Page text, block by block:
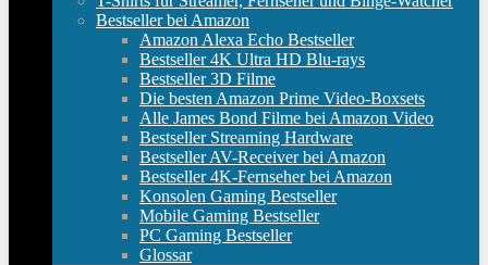
Bestseller bei Amazon
Amazon Alexa Echo Bestseller
Bestseller 4K Ultra HD Blu-rays
Bestseller 3D Filme
Die besten Amazon Prime Video-Boxsets
Alle James Bond Filme bei Amazon Video
Bestseller Streaming Hardware
Bestseller AV-Receiver bei Amazon
Bestseller 4K-Fernseher bei Amazon
Konsolen Gaming Bestseller
Mobile Gaming Bestseller
PC Gaming Bestseller
Glossar